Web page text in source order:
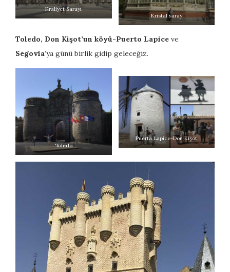
Kraliyet Sarayı
Kristal saray
Toledo, Don Kişot’un köyü-Puerto Lapice ve
Segovia’ya günü birlik gidip geleceğiz.
Toledo
Puerta Lapice-Don Kişot